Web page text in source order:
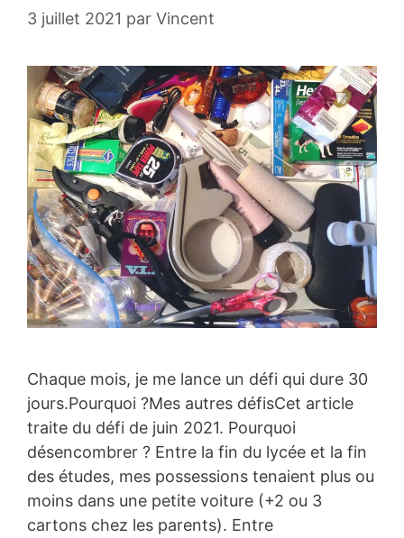
3 juillet 2021 par Vincent
Chaque mois, je me lance un défi qui dure 30
jours.Pourquoi ?Mes autres défisCet article
traite du défi de juin 2021. Pourquoi
désencombrer ? Entre la fin du lycée et la fin
des études, mes possessions tenaient plus ou
moins dans une petite voiture (+2 ou 3
cartons chez les parents). Entre